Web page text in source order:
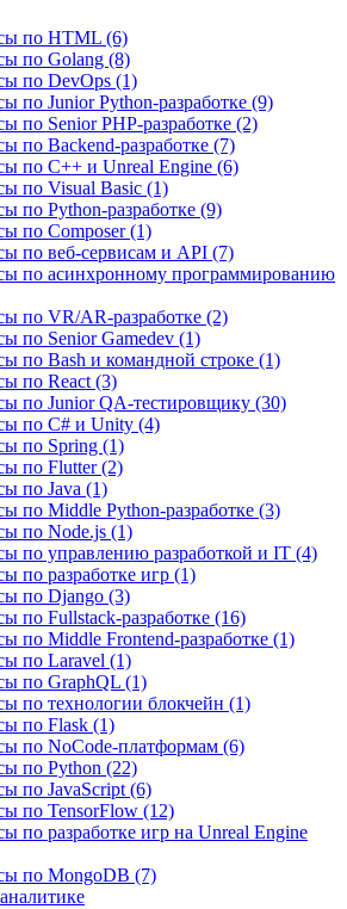
по HTML (6)
по Golang (8)
по DevOps (1)
по Junior Python-разработке (9)
по Senior PHP-разработке (2)
по Backend‑разработке (7)
по C++ и Unreal Engine (6)
по Visual Basic (1)
по Python-разработке (9)
по Composer (1)
по веб‑сервисам и API (7)
по асинхронному программированию
по VR/AR‑разработке (2)
по Senior Gamedev (1)
по Bash и командной строке (1)
по React (3)
по Junior QA-тестировщику (30)
по C# и Unity (4)
по Spring (1)
по Flutter (2)
по Java (1)
по Middle Python-разработке (3)
по Node.js (1)
по управлению разработкой и IT (4)
по разработке игр (1)
по Django (3)
по Fullstack‑разработке (16)
по Middle Frontend-разработке (1)
по Laravel (1)
по GraphQL (1)
по технологии блокчейн (1)
по Flask (1)
по NoCode‑платформам (6)
по Python (22)
по JavaScript (6)
по TensorFlow (12)
по разработке игр на Unreal Engine
по MongoDB (7)